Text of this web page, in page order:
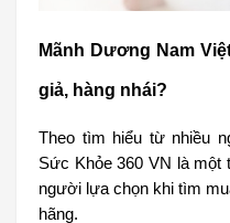
Mãnh Dương Nam
giả, hàng nhái?
Theo tìm hiểu từ nhiều
Sức Khỏe 360 VN là một
người lựa chọn khi tìm
hãng.